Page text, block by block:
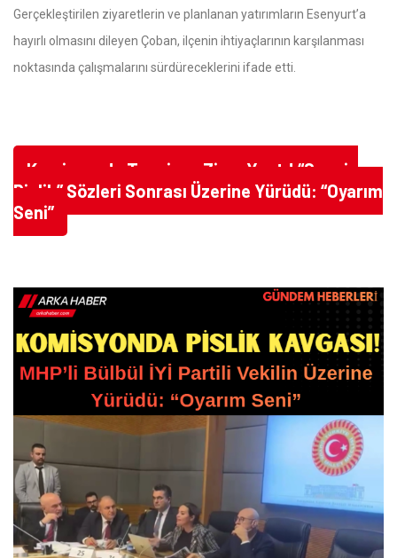
Gerçekleştirilen ziyaretlerin ve planlanan yatırımların Esenyurt’a
hayırlı olmasını dileyen Çoban, ilçenin ihtiyaçlarının karşılanması
noktasında çalışmalarını sürdüreceklerini ifade etti.
Komisyonda Tansiyon Zirve Yaptı! “Sensin
Pislik” Sözleri Sonrası Üzerine Yürüdü: “Oyarım
Seni”